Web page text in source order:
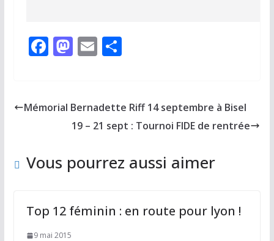
F
b
k
M
d
o
E
l
P
g
er
Mémorial Bernadette Riff 14 septembre à Bisel
19 – 21 sept : Tournoi FIDE de rentrée
Vous pourrez aussi aimer
Top 12 féminin : en route pour lyon !
9 mai 2015